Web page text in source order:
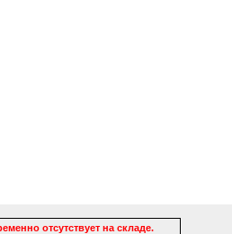
отсутствует на складе.